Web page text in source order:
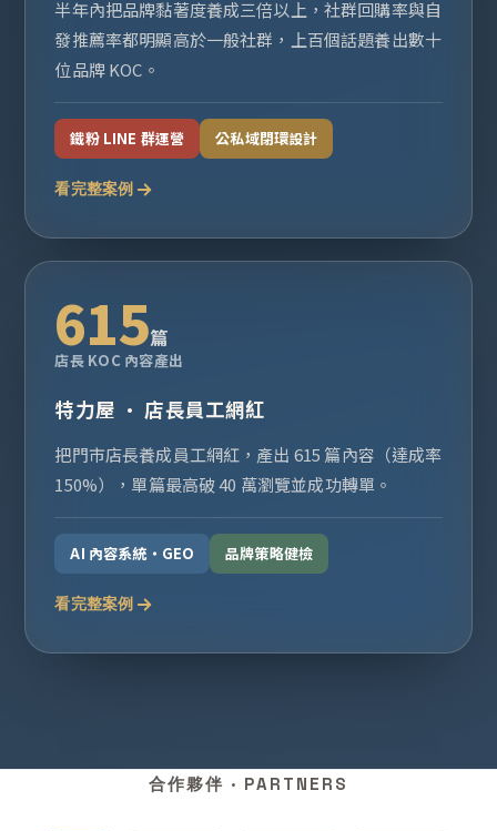
半年內把品牌黏著度養成三倍以上，社群回購率與自
發推薦率都明顯高於一般社群，上百個話題養出數十
位品牌 KOC。
鐵粉 LINE 群運營 公私域閉環設計
看完整案例
615篇
店長 KOC 內容產出
特力屋 · 店長員工網紅
把門市店長養成員工網紅，產出 615 篇內容（達成率
150%），單篇最高破 40 萬瀏覽並成功轉單。
AI 內容系統・GEO 品牌策略健檢
看完整案例
合作夥伴 · PARTNERS